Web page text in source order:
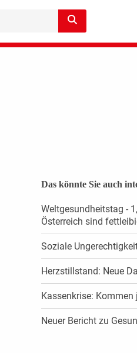
Das könnte Sie auch
Weltgesundheitstag -
Österreich sind
Soziale
Herzstillstand: Neue
Kassenkrise:
Neuer Bericht zu